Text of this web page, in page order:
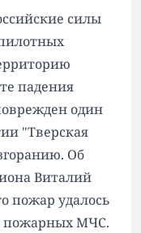
силы
падения
один
"Тверская
Об
Виталий
пожар удалось
пожарных МЧС.